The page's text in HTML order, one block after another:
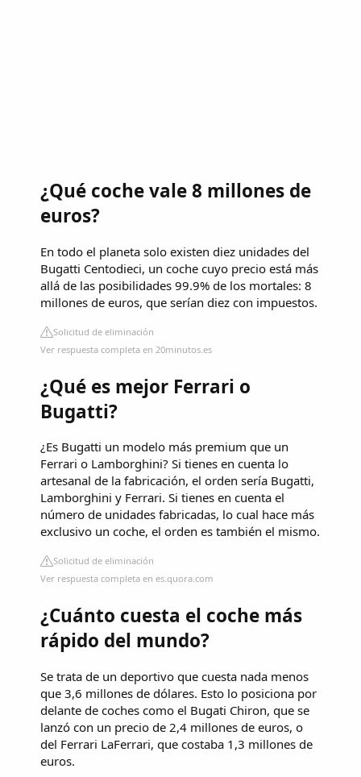
¿Qué coche vale 8 millones de
euros?
En todo el planeta solo existen diez unidades del
Bugatti Centodieci, un coche cuyo precio está más
allá de las posibilidades 99.9% de los mortales: 8
millones de euros, que serían diez con impuestos.
Solicitud de eliminación
Ver respuesta completa en 20minutos.es
¿Qué es mejor Ferrari o
Bugatti?
¿Es Bugatti un modelo más premium que un
Ferrari o Lamborghini? Si tienes en cuenta lo
artesanal de la fabricación, el orden sería Bugatti,
Lamborghini y Ferrari. Si tienes en cuenta el
número de unidades fabricadas, lo cual hace más
exclusivo un coche, el orden es también el mismo.
Solicitud de eliminación
Ver respuesta completa en es.quora.com
¿Cuánto cuesta el coche más
rápido del mundo?
Se trata de un deportivo que cuesta nada menos
que 3,6 millones de dólares. Esto lo posiciona por
delante de coches como el Bugati Chiron, que se
lanzó con un precio de 2,4 millones de euros, o
del Ferrari LaFerrari, que costaba 1,3 millones de
euros.